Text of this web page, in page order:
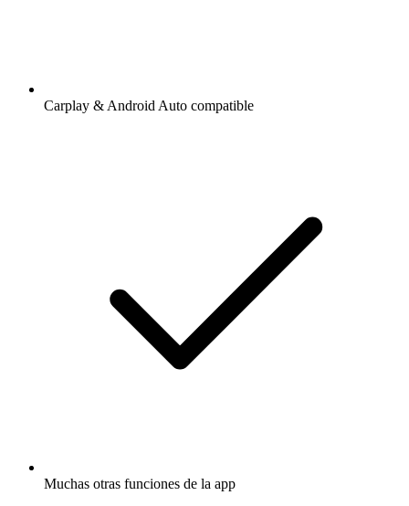
Carplay & Android Auto compatible
Muchas otras funciones de la app